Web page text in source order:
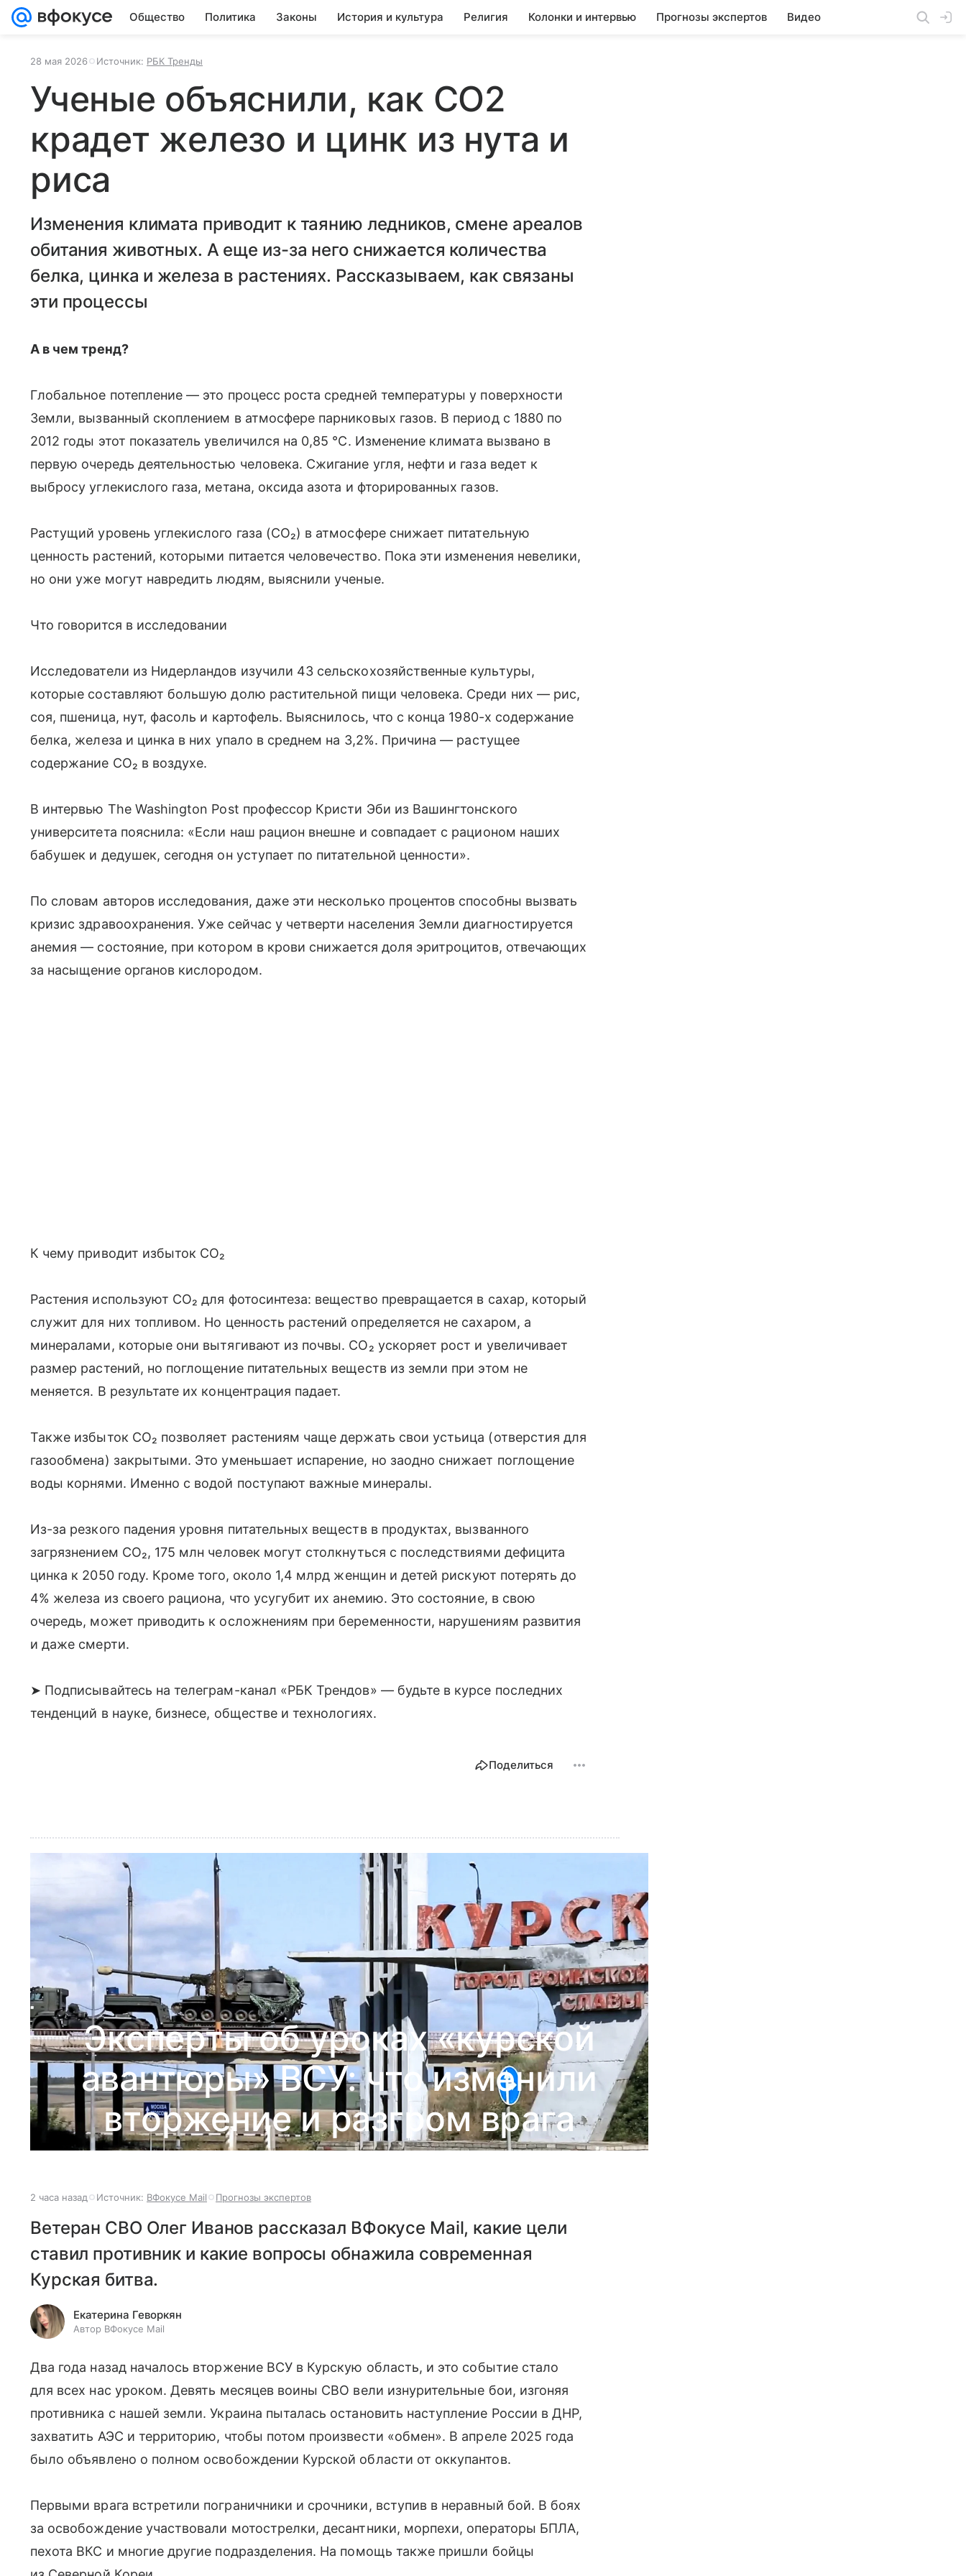
Общество Политика Законы История и культура Религия Колонки и интервью Прогнозы экспертов Видео
28 мая 2026 Источник: РБК Тренды
Ученые объяснили, как CO2
крадет железо и цинк из нута и
риса
Изменения климата приводит к таянию ледников, смене ареалов
обитания животных. А еще из-за него снижается количества
белка, цинка и железа в растениях. Рассказываем, как связаны
эти процессы
А в чем тренд?
Глобальное потепление — это процесс роста средней температуры у поверхности
Земли, вызванный скоплением в атмосфере парниковых газов. В период с 1880 по
2012 годы этот показатель увеличился на 0,85 °C. Изменение климата вызвано в
первую очередь деятельностью человека. Сжигание угля, нефти и газа ведет к
выбросу углекислого газа, метана, оксида азота и фторированных газов.
Растущий уровень углекислого газа (CO₂) в атмосфере снижает питательную
ценность растений, которыми питается человечество. Пока эти изменения невелики,
но они уже могут навредить людям, выяснили ученые.
Что говорится в исследовании
Исследователи из Нидерландов изучили 43 сельскохозяйственные культуры,
которые составляют большую долю растительной пищи человека. Среди них — рис,
соя, пшеница, нут, фасоль и картофель. Выяснилось, что с конца 1980-х содержание
белка, железа и цинка в них упало в среднем на 3,2%. Причина — растущее
содержание CO₂ в воздухе.
В интервью The Washington Post профессор Кристи Эби из Вашингтонского
университета пояснила: «Если наш рацион внешне и совпадает с рационом наших
бабушек и дедушек, сегодня он уступает по питательной ценности».
По словам авторов исследования, даже эти несколько процентов способны вызвать
кризис здравоохранения. Уже сейчас у четверти населения Земли диагностируется
анемия — состояние, при котором в крови снижается доля эритроцитов, отвечающих
за насыщение органов кислородом.
К чему приводит избыток CO₂
Растения используют CO₂ для фотосинтеза: вещество превращается в сахар, который
служит для них топливом. Но ценность растений определяется не сахаром, а
минералами, которые они вытягивают из почвы. CO₂ ускоряет рост и увеличивает
размер растений, но поглощение питательных веществ из земли при этом не
меняется. В результате их концентрация падает.
Также избыток CO₂ позволяет растениям чаще держать свои устьица (отверстия для
газообмена) закрытыми. Это уменьшает испарение, но заодно снижает поглощение
воды корнями. Именно с водой поступают важные минералы.
Из-за резкого падения уровня питательных веществ в продуктах, вызванного
загрязнением CO₂, 175 млн человек могут столкнуться с последствиями дефицита
цинка к 2050 году. Кроме того, около 1,4 млрд женщин и детей рискуют потерять до
4% железа из своего рациона, что усугубит их анемию. Это состояние, в свою
очередь, может приводить к осложнениям при беременности, нарушениям развития
и даже смерти.
➤ Подписывайтесь на телеграм-канал «РБК Трендов» — будьте в курсе последних
тенденций в науке, бизнесе, обществе и технологиях.
Поделиться
Эксперты об уроках «курской
авантюры» ВСУ: что изменили
вторжение и разгром врага
2 часа назад Источник: ВФокусе Mail Прогнозы экспертов
Ветеран СВО Олег Иванов рассказал ВФокусе Mail, какие цели
ставил противник и какие вопросы обнажила современная
Курская битва.
Екатерина Геворкян
Автор ВФокусе Mail
Два года назад началось вторжение ВСУ в Курскую область, и это событие стало
для всех нас уроком. Девять месяцев воины СВО вели изнурительные бои, изгоняя
противника с нашей земли. Украина пыталась остановить наступление России в ДНР,
захватить АЭС и территорию, чтобы потом произвести «обмен». В апреле 2025 года
было объявлено о полном освобождении Курской области от оккупантов.
Первыми врага встретили пограничники и срочники, вступив в неравный бой. В боях
за освобождение участвовали мотострелки, десантники, морпехи, операторы БПЛА,
пехота ВКС и многие другие подразделения. На помощь также пришли бойцы